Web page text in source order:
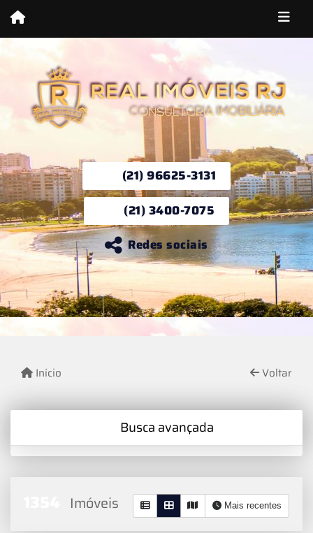
(21) 96625-3131
(21) 3400-7075
Redes sociais
Início Voltar
Busca avançada
Imóveis Mais recentes